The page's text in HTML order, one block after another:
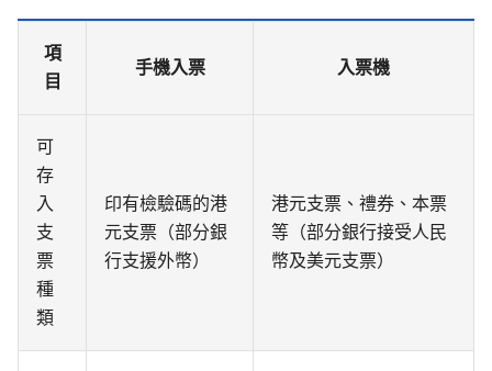
項
目
手機入票 入票機
可
存
入
支
票
種
類
印有檢驗碼的港
元支票（部分銀
行支援外幣）
港元支票、禮券、本票
等（部分銀行接受人民
幣及美元支票）